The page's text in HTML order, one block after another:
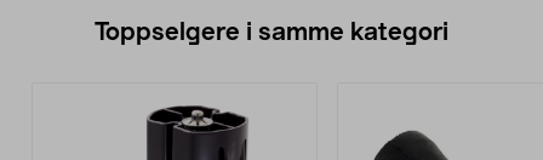
Toppselgere i samme kategori